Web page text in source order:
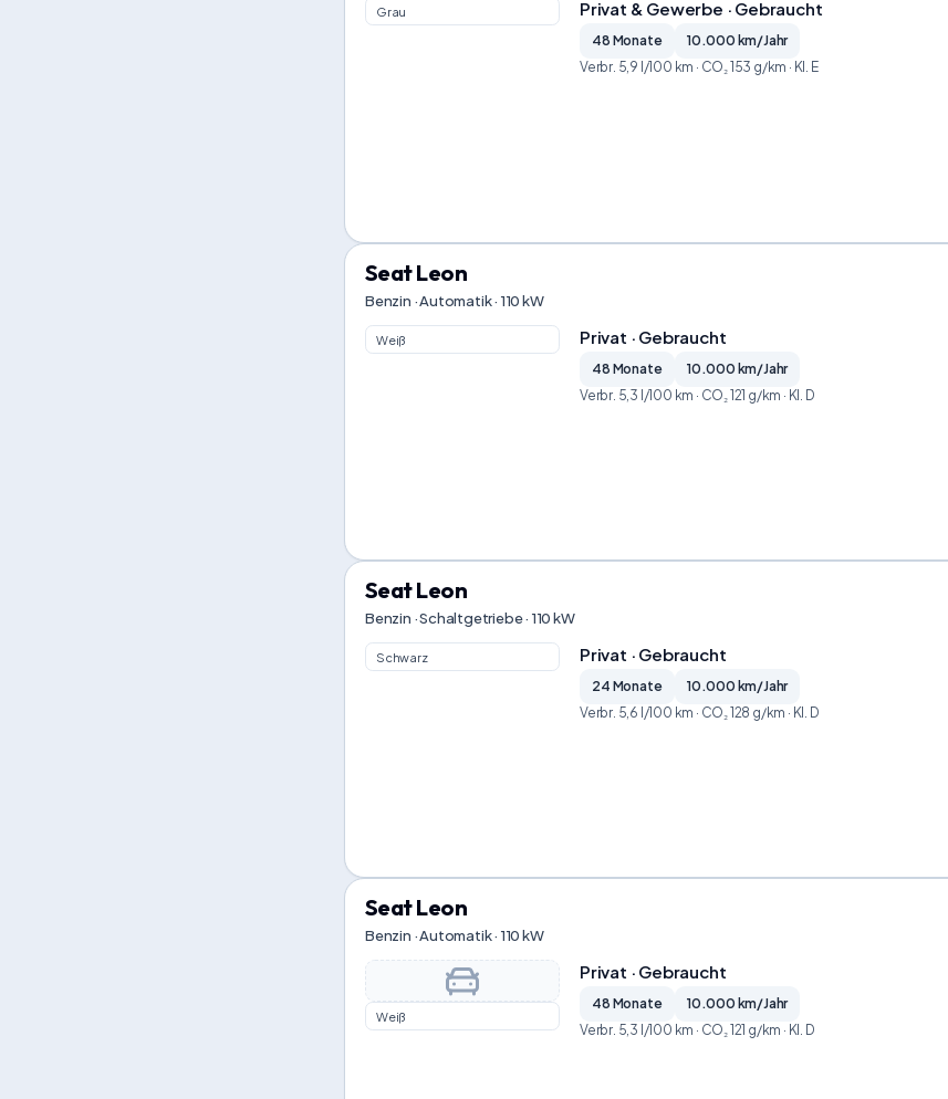
Grau Privat & Gewerbe · Gebraucht
48 Monate
10.000 km/Jahr
Verbr. 5,9 l/100 km · CO₂ 153 g/km · Kl. E
Seat Leon
Benzin · Automatik · 110 kW
Weiß Privat · Gebraucht
48 Monate
10.000 km/Jahr
Verbr. 5,3 l/100 km · CO₂ 121 g/km · Kl. D
Seat Leon
Benzin · Schaltgetriebe · 110 kW
Schwarz Privat · Gebraucht
24 Monate
10.000 km/Jahr
Verbr. 5,6 l/100 km · CO₂ 128 g/km · Kl. D
Seat Leon
Benzin · Automatik · 110 kW
Weiß
Privat · Gebraucht
48 Monate
10.000 km/Jahr
Verbr. 5,3 l/100 km · CO₂ 121 g/km · Kl. D